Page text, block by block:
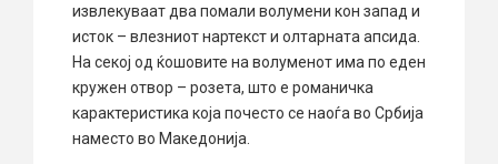
извлекуваат два помали волумени кон запад и
исток – влезниот нартекст и олтарната апсида.
На секој од ќошовите на волуменот има по еден
кружен отвор – розета, што е романичка
карактеристика која почесто се наоѓа во Србија
наместо во Македонија.